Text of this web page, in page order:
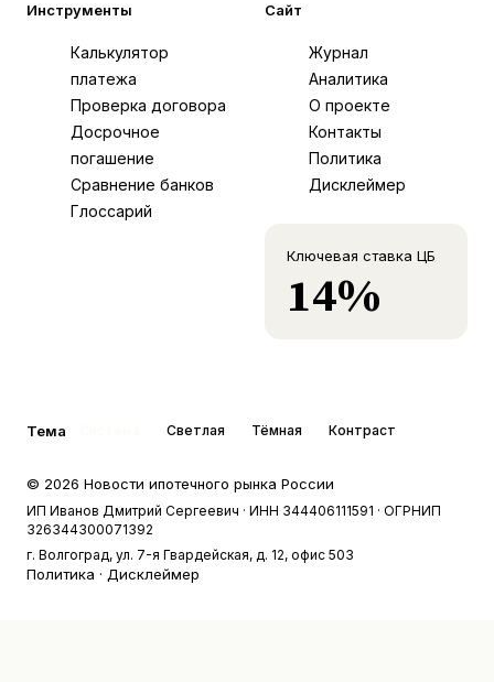
Инструменты
Калькулятор
платежа
Проверка договора
Досрочное
погашение
Сравнение банков
Глоссарий
Сайт
Журнал
Аналитика
О проекте
Контакты
Политика
Дисклеймер
Ключевая ставка ЦБ
14%
Тема Светлая Тёмная Контраст
© 2026 Новости ипотечного рынка России
ИП Иванов Дмитрий Сергеевич · ИНН 344406111591 · ОГРНИП
326344300071392
г. Волгоград, ул. 7-я Гвардейская, д. 12, офис 503
Политика · Дисклеймер